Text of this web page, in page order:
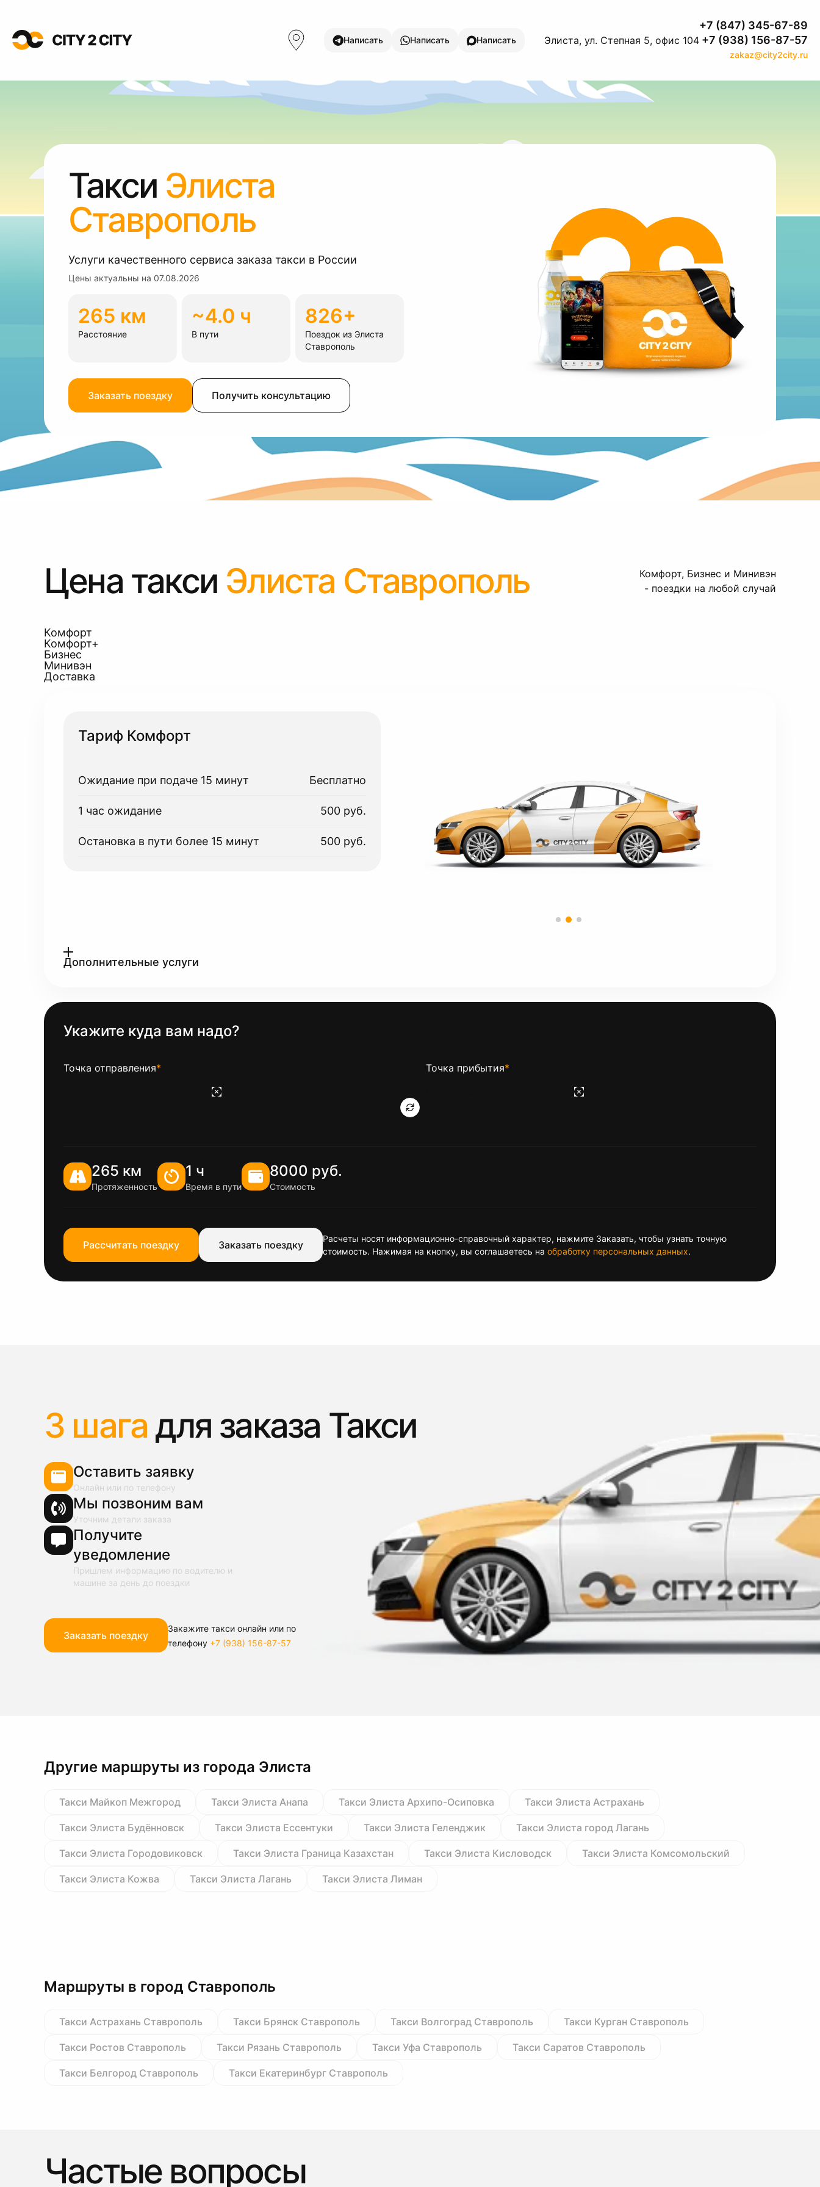
Написать Написать Написать Элиста, ул. Степная 5, офис 104
+7 (847) 345-67-89
+7 (938) 156-87-57
zakaz@city2city.ru
Такси Элиста
Ставрополь
Услуги качественного сервиса заказа такси в России
Цены актуальны на 07.08.2026
265 км
Расстояние
~4.0 ч
В пути
826+
Поездок из Элиста
Ставрополь
Заказать поездку Получить консультацию
Цена такси Элиста Ставрополь
Комфорт, Бизнес и Минивэн
- поездки на любой случай
Комфорт
Комфорт+
Бизнес
Минивэн
Доставка
Тариф Комфорт
Ожидание при подаче 15 минут Бесплатно
1 час ожидание 500 руб.
Остановка в пути более 15 минут 500 руб.
Дополнительные услуги
Укажите куда вам надо?
Точка отправления* Точка прибытия*
265 км
Протяженность
1 ч
Время в пути
8000 руб.
Стоимость
Рассчитать поездку Заказать поездку
Расчеты носят информационно-справочный характер, нажмите Заказать, чтобы узнать точную
стоимость. Нажимая на кнопку, вы соглашаетесь на обработку персональных данных.
3 шага для заказа Такси
Оставить заявку
Онлайн или по телефону
Мы позвоним вам
Уточним детали заказа
Получите
уведомление
Пришлем информацию по водителю и
машине за день до поездки
Заказать поездку
Закажите такси онлайн или по
телефону +7 (938) 156-87-57
Другие маршруты из города Элиста
Такси Майкоп Межгород Такси Элиста Анапа Такси Элиста Архипо-Осиповка Такси Элиста Астрахань
Такси Элиста Будённовск Такси Элиста Ессентуки Такси Элиста Геленджик Такси Элиста город Лагань
Такси Элиста Городовиковск Такси Элиста Граница Казахстан Такси Элиста Кисловодск Такси Элиста Комсомольский
Такси Элиста Кожва Такси Элиста Лагань Такси Элиста Лиман
Маршруты в город Ставрополь
Такси Астрахань Ставрополь Такси Брянск Ставрополь Такси Волгоград Ставрополь Такси Курган Ставрополь
Такси Ростов Ставрополь Такси Рязань Ставрополь Такси Уфа Ставрополь Такси Саратов Ставрополь
Такси Белгород Ставрополь Такси Екатеринбург Ставрополь
Частые вопросы